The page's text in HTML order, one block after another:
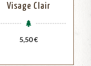
Visage Clair
Prix
5,50 €